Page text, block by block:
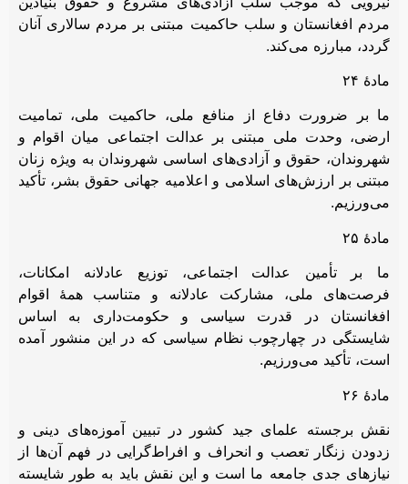
مردم افغانستان و سلب حاکمیت مبتنی بر مردم سالاری آنان
گردد، مبارزه می‌کند.
مادۀ ۲۴
ما بر ضرورت دفاع از منافع ملی، حاکمیت ملی، تمامیت
ارضی، وحدت ملی مبتنی بر عدالت اجتماعی میان اقوام و
شهروندان، حقوق و آزادی‌های اساسی شهروندان به ویژه زنان
مبتنی بر ارزش‌های اسلامی و اعلامیه جهانی حقوق بشر، تأکید
می‌ورزیم.
مادۀ ۲۵
ما بر تأمین عدالت اجتماعی، توزیع عادلانه امکانات،
فرصت‌های ملی، مشارکت عادلانه و متناسب همۀ اقوام
افغانستان در قدرت سیاسی و حکومت‌داری به اساس
شایستگی در چهارچوب نظام سیاسی که در این منشور آمده
است، تأکید می‌ورزیم.
مادۀ ۲۶
نقش برجسته علمای جید کشور در تبیین آموزه‌های دینی و
زدودن زنگار تعصب و انحراف و افراط‌گرایی در فهم آن‌ها از
نیازهای جدی جامعه ما است و این نقش باید به طور شایسته